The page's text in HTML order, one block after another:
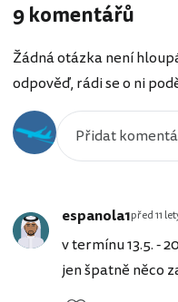
9 komentářů
Žádná otázka není
odpověď, rádi se o ni
espanola1před 11
v termínu 13.5. -
jen špatně něco